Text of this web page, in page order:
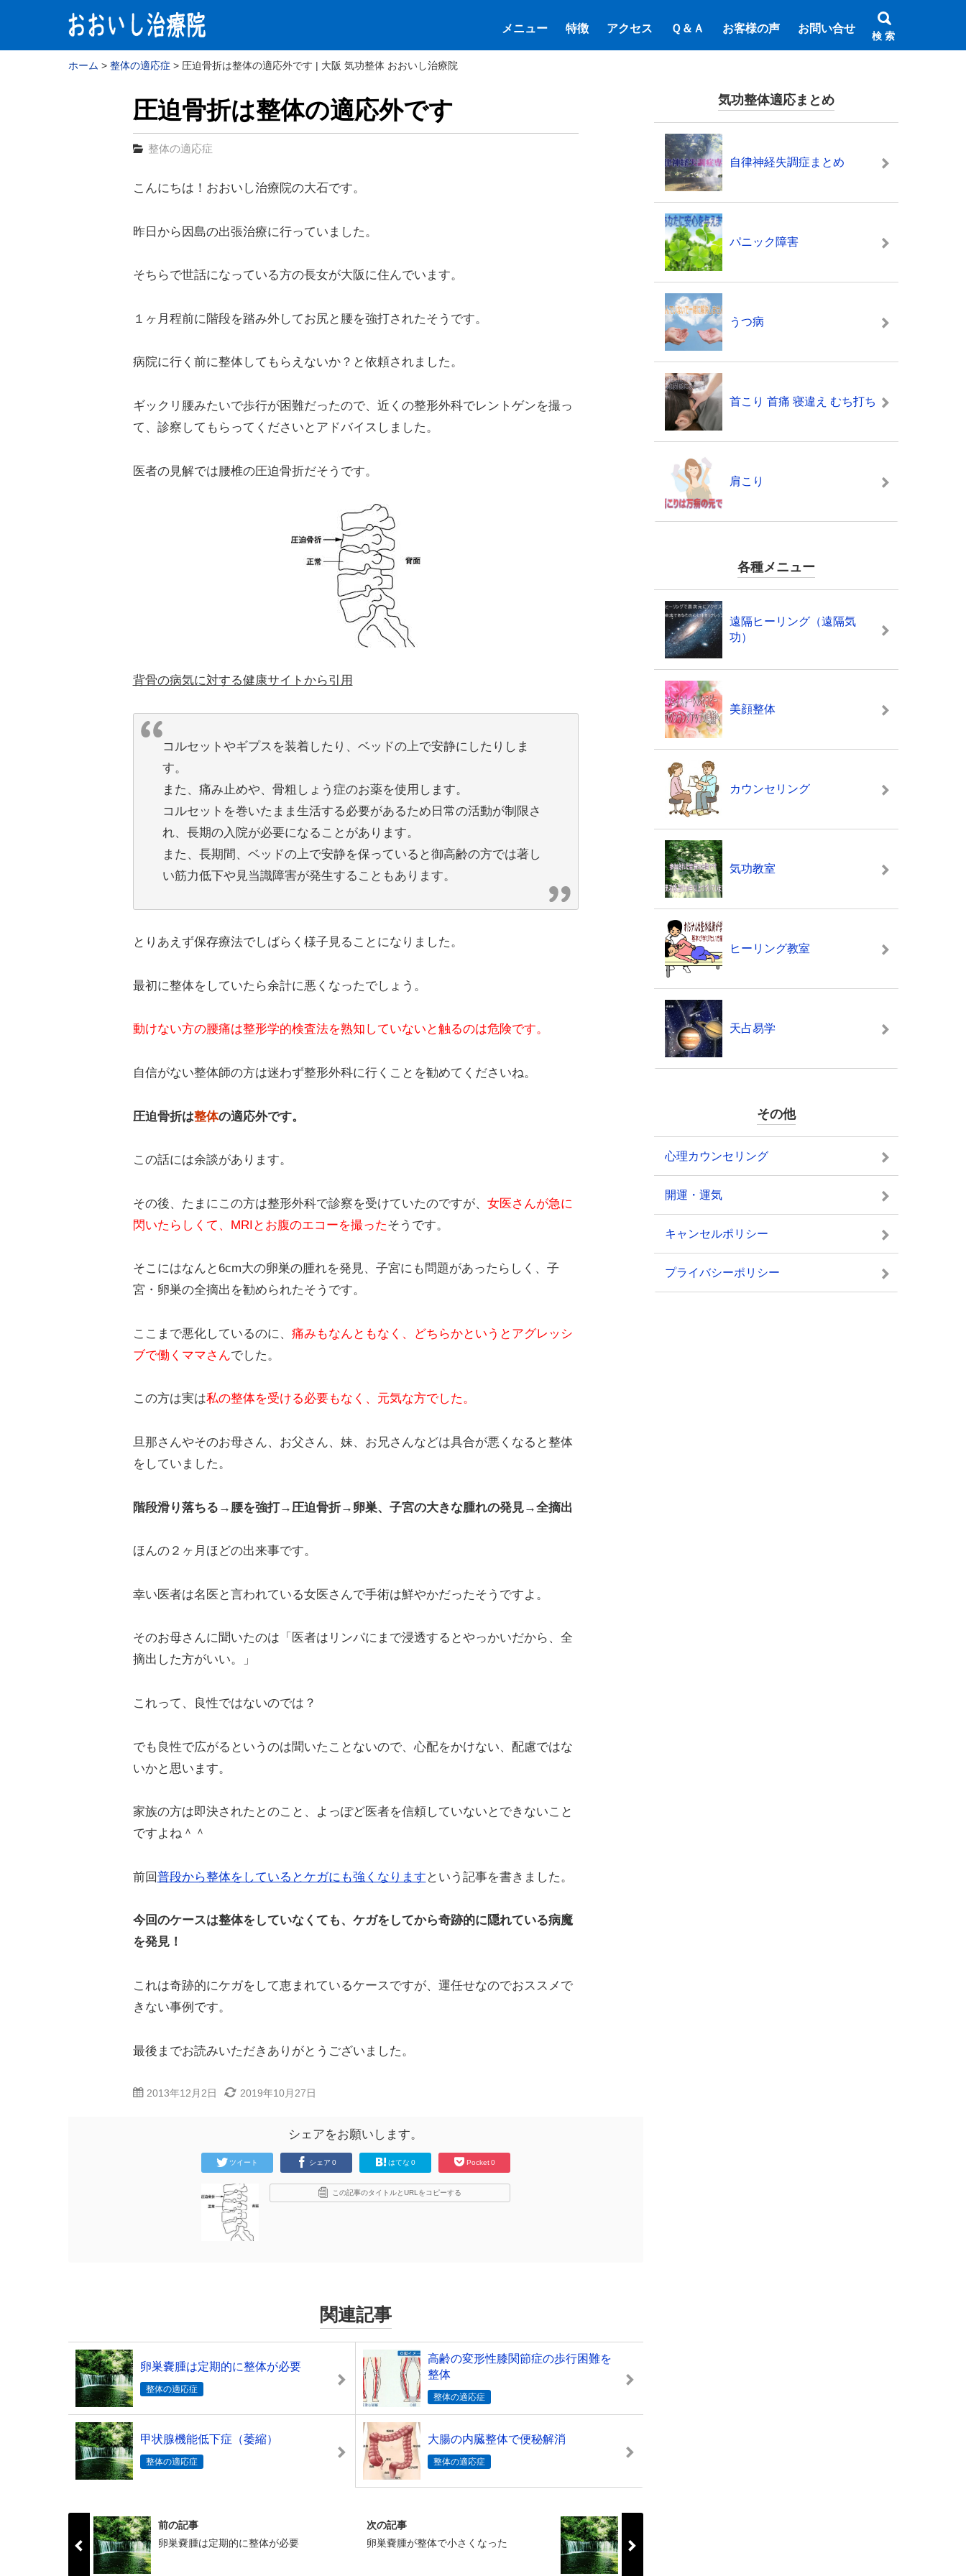
メニュー 特徴 アクセス Ｑ＆Ａ お客様の声 お問い合せ
検 索
ホーム 整体の適応症 圧迫骨折は整体の適応外です | 大阪 気功整体 おおいし治療院
圧迫骨折は整体の適応外です
整体の適応症
こんにちは！おおいし治療院の大石です。
昨日から因島の出張治療に行っていました。
そちらで世話になっている方の長女が大阪に住んでいます。
１ヶ月程前に階段を踏み外してお尻と腰を強打されたそうです。
病院に行く前に整体してもらえないか？と依頼されました。
ギックリ腰みたいで歩行が困難だったので、近くの整形外科でレントゲンを撮っ
て、診察してもらってくださいとアドバイスしました。
医者の見解では腰椎の圧迫骨折だそうです。
背骨の病気に対する健康サイトから引用
コルセットやギプスを装着したり、ベッドの上で安静にしたりしま
す。
また、痛み止めや、骨粗しょう症のお薬を使用します。
コルセットを巻いたまま生活する必要があるため日常の活動が制限さ
れ、長期の入院が必要になることがあります。
また、長期間、ベッドの上で安静を保っていると御高齢の方では著し
い筋力低下や見当識障害が発生することもあります。
とりあえず保存療法でしばらく様子見ることになりました。
最初に整体をしていたら余計に悪くなったでしょう。
動けない方の腰痛は整形学的検査法を熟知していないと触るのは危険です。
自信がない整体師の方は迷わず整形外科に行くことを勧めてくださいね。
圧迫骨折は整体の適応外です。
この話には余談があります。
その後、たまにこの方は整形外科で診察を受けていたのですが、 女医さんが急に
閃いたらしくて、MRIとお腹のエコーを撮ったそうです。
そこにはなんと6cm大の卵巣の腫れを発見、子宮にも問題があったらしく、子
宮・卵巣の全摘出を勧められたそうです。
ここまで悪化しているのに、 痛みもなんともなく、どちらかというとアグレッシ
ブで働くママさんでした。
この方は実は私の整体を受ける必要もなく、元気な方でした。
旦那さんやそのお母さん、お父さん、妹、お兄さんなどは具合が悪くなると整体
をしていました。
階段滑り落ちる→腰を強打→圧迫骨折→卵巣、子宮の大きな腫れの発見→全摘出
ほんの２ヶ月ほどの出来事です。
幸い医者は名医と言われている女医さんで手術は鮮やかだったそうですよ。
そのお母さんに聞いたのは「医者はリンパにまで浸透するとやっかいだから、全
摘出した方がいい。」
これって、良性ではないのでは？
でも良性で広がるというのは聞いたことないので、心配をかけない、配慮ではな
いかと思います。
家族の方は即決されたとのこと、よっぽど医者を信頼していないとできないこと
ですよね＾＾
前回普段から整体をしているとケガにも強くなります という記事を書きました。
今回のケースは整体をしていなくても、ケガをしてから奇跡的に隠れている病魔
を発見！
これは奇跡的にケガをして恵まれているケースですが、運任せなのでおススメで
きない事例です。
最後までお読みいただきありがとうございました。
2013年12月2日 2019年10月27日
シェアをお願いします。
ツイート シェア 0 はてな 0 Pocket 0
この記事のタイトルとURLをコピーする
関連記事
卵巣嚢腫は定期的に整体が必要
整体の適応症
高齢の変形性膝関節症の歩行困難を
整体
整体の適応症
甲状腺機能低下症（萎縮）
整体の適応症
大腸の内臓整体で便秘解消
整体の適応症
前の記事
卵巣嚢腫は定期的に整体が必要
次の記事
卵巣嚢腫が整体で小さくなった
気功整体適応まとめ
自律神経失調症まとめ
パニック障害
うつ病
首こり 首痛 寝違え むち打ち
肩こり
各種メニュー
遠隔ヒーリング（遠隔気
功）
美顔整体
カウンセリング
気功教室
ヒーリング教室
天占易学
その他
心理カウンセリング
開運・運気
キャンセルポリシー
プライバシーポリシー